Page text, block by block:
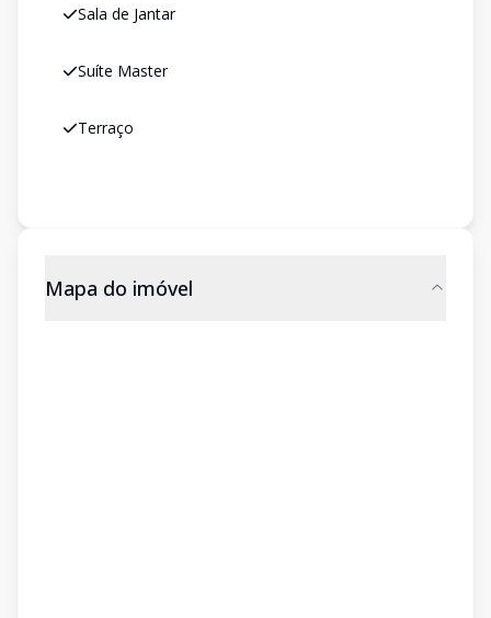
Sala de Jantar
Suíte Master
Terraço
Mapa do imóvel